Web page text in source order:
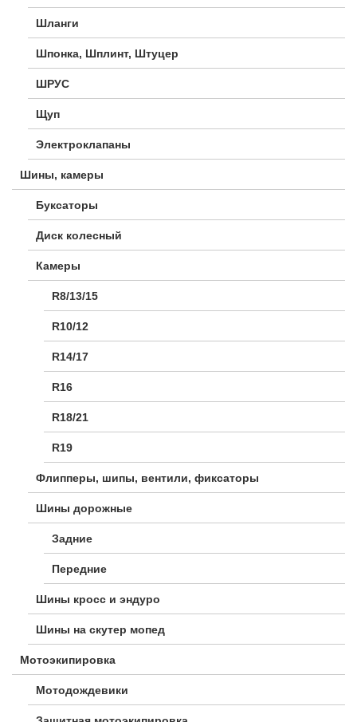
Шланги
Шпонка, Шплинт, Штуцер
ШРУС
Щуп
Электроклапаны
Шины, камеры
Буксаторы
Диск колесный
Камеры
R8/13/15
R10/12
R14/17
R16
R18/21
R19
Флипперы, шипы, вентили, фиксаторы
Шины дорожные
Задние
Передние
Шины кросс и эндуро
Шины на скутер мопед
Мотоэкипировка
Мотодождевики